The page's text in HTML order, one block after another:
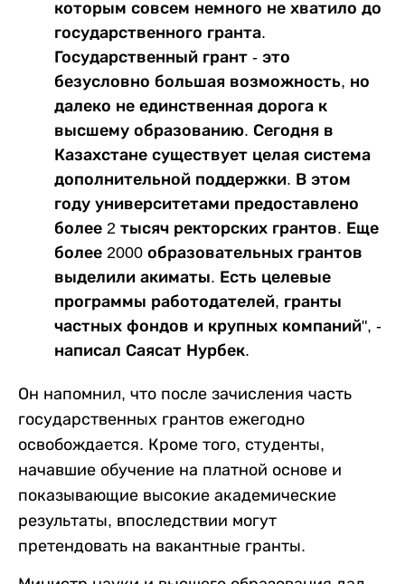
которым совсем немного не хватило до
государственного гранта.
Государственный грант - это
безусловно большая возможность, но
далеко не единственная дорога к
высшему образованию. Сегодня в
Казахстане существует целая система
дополнительной поддержки. В этом
году университетами предоставлено
более 2 тысяч ректорских грантов. Еще
более 2000 образовательных грантов
выделили акиматы. Есть целевые
программы работодателей, гранты
частных фондов и крупных компаний", -
написал Саясат Нурбек.
Он напомнил, что после зачисления часть
государственных грантов ежегодно
освобождается. Кроме того, студенты,
начавшие обучение на платной основе и
показывающие высокие академические
результаты, впоследствии могут
претендовать на вакантные гранты.